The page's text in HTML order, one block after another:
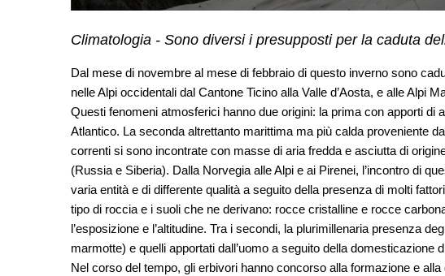
Climatologia - Sono diversi i presupposti per la caduta
Dal mese di novembre al mese di febbraio di questo inverno sono
nelle Alpi occidentali dal Cantone Ticino alla Valle d’Aosta, e alle Alpi
Questi fenomeni atmosferici hanno due origini: la prima con apporti di
Atlantico. La seconda altrettanto marittima ma più calda proveniente
correnti si sono incontrate con masse di aria fredda e asciutta di
(Russia e Siberia). Dalla Norvegia alle Alpi e ai Pirenei, l’incontro di
varia entità e di differente qualità a seguito della presenza di molti
tipo di roccia e i suoli che ne derivano: rocce cristalline e rocce
l’esposizione e l’altitudine. Tra i secondi, la plurimillenaria presenza
marmotte) e quelli apportati dall’uomo a seguito della domesticazione
Nel corso del tempo, gli erbivori hanno concorso alla formazione e